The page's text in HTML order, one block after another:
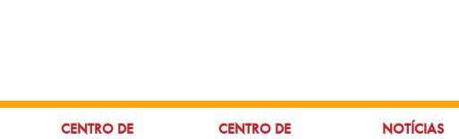
IR PARA:
CENTRO DE
IR PARA:
CENTRO DE
IR PARA:
NOTÍCIAS